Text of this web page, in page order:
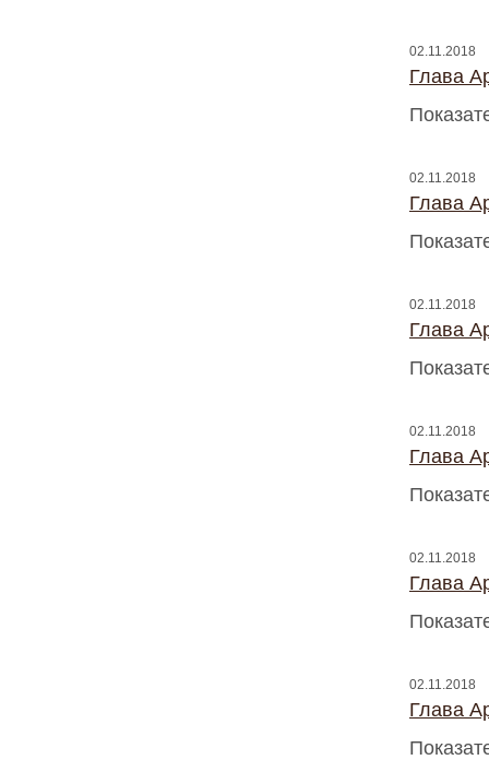
02.11.2018
Глава
02.11.2018
Глава
02.11.2018
Глава
02.11.2018
Глава
02.11.2018
Глава
02.11.2018
Глава